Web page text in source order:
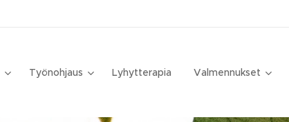
Työnohjaus Lyhytterapia Valmennukset